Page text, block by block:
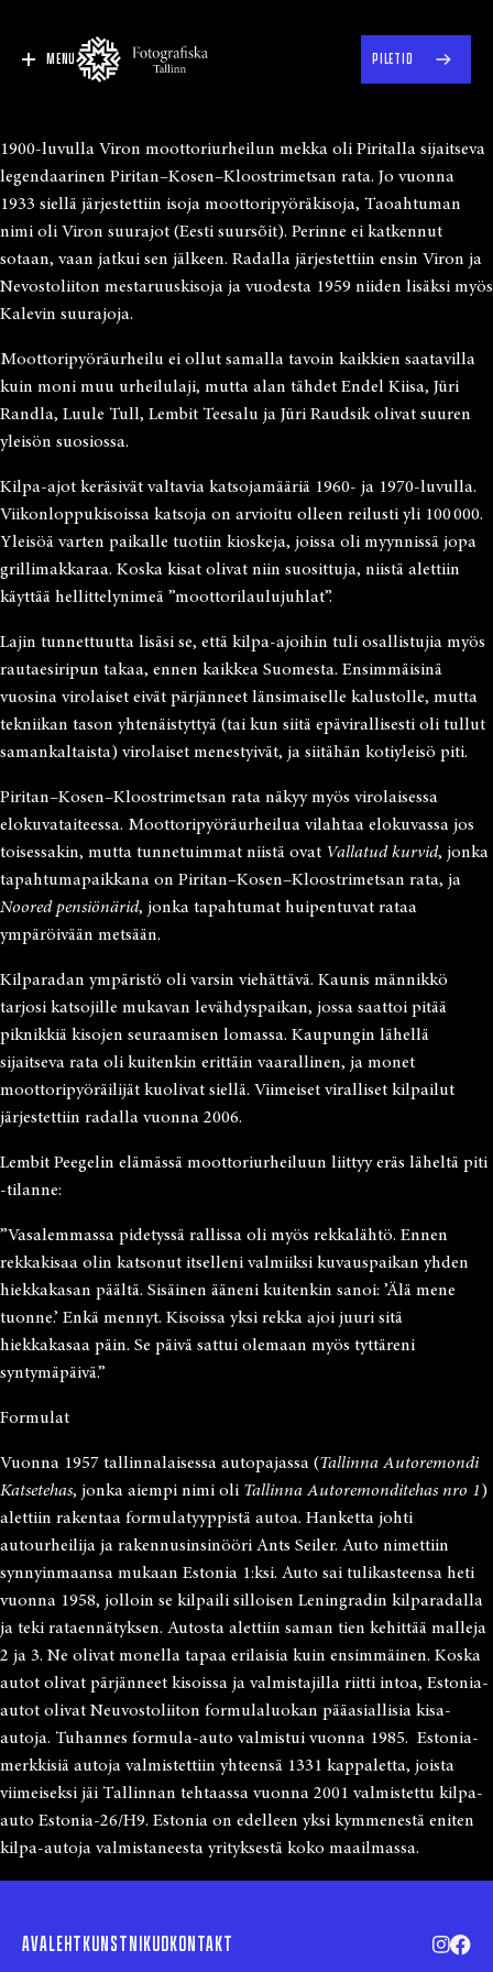
MENU PILETID
1900-luvulla Viron moottoriurheilun mekka oli Piritalla sijaitseva
legendaarinen Piritan–Kosen–Kloostrimetsan rata. Jo vuonna
1933 siellä järjestettiin isoja moottoripyöräkisoja, Taoahtuman
nimi oli Viron suurajot (Eesti suursõit). Perinne ei katkennut
sotaan, vaan jatkui sen jälkeen. Radalla järjestettiin ensin Viron ja
Nevostoliiton mestaruuskisoja ja vuodesta 1959 niiden lisäksi myös
Kalevin suurajoja.
Moottoripyöräurheilu ei ollut samalla tavoin kaikkien saatavilla
kuin moni muu urheilulaji, mutta alan tähdet Endel Kiisa, Jüri
Randla, Luule Tull, Lembit Teesalu ja Jüri Raudsik olivat suuren
yleisön suosiossa.
Kilpa-ajot keräsivät valtavia katsojamääriä 1960- ja 1970-luvulla.
Viikonloppukisoissa katsoja on arvioitu olleen reilusti yli 100 000.
Yleisöä varten paikalle tuotiin kioskeja, joissa oli myynnissä jopa
grillimakkaraa. Koska kisat olivat niin suosittuja, niistä alettiin
käyttää hellittelynimeä ”moottorilaulujuhlat”.
Lajin tunnettuutta lisäsi se, että kilpa-ajoihin tuli osallistujia myös
rautaesiripun takaa, ennen kaikkea Suomesta. Ensimmäisinä
vuosina virolaiset eivät pärjänneet länsimaiselle kalustolle, mutta
tekniikan tason yhtenäistyttyä (tai kun siitä epävirallisesti oli tullut
samankaltaista) virolaiset menestyivät, ja siitähän kotiyleisö piti.
Piritan–Kosen–Kloostrimetsan rata näkyy myös virolaisessa
elokuvataiteessa. Moottoripyöräurheilua vilahtaa elokuvassa jos
toisessakin, mutta tunnetuimmat niistä ovat Vallatud kurvid, jonka
tapahtumapaikkana on Piritan–Kosen–Kloostrimetsan rata, ja
Noored pensiönärid, jonka tapahtumat huipentuvat rataa
ympäröivään metsään.
Kilparadan ympäristö oli varsin viehättävä. Kaunis männikkö
tarjosi katsojille mukavan levähdyspaikan, jossa saattoi pitää
piknikkiä kisojen seuraamisen lomassa. Kaupungin lähellä
sijaitseva rata oli kuitenkin erittäin vaarallinen, ja monet
moottoripyöräilijät kuolivat siellä. Viimeiset viralliset kilpailut
järjestettiin radalla vuonna 2006.
Lembit Peegelin elämässä moottoriurheiluun liittyy eräs läheltä piti
-tilanne:
”Vasalemmassa pidetyssä rallissa oli myös rekkalähtö. Ennen
rekkakisaa olin katsonut itselleni valmiiksi kuvauspaikan yhden
hiekkakasan päältä. Sisäinen ääneni kuitenkin sanoi: ’Älä mene
tuonne.’ Enkä mennyt. Kisoissa yksi rekka ajoi juuri sitä
hiekkakasaa päin. Se päivä sattui olemaan myös tyttäreni
syntymäpäivä.”
Formulat
Vuonna 1957 tallinnalaisessa autopajassa (Tallinna Autoremondi
Katsetehas, jonka aiempi nimi oli Tallinna Autoremonditehas nro 1 )
alettiin rakentaa formulatyyppistä autoa. Hanketta johti
autourheilija ja rakennusinsinööri Ants Seiler. Auto nimettiin
synnyinmaansa mukaan Estonia 1:ksi. Auto sai tulikasteensa heti
vuonna 1958, jolloin se kilpaili silloisen Leningradin kilparadalla
ja teki rataennätyksen. Autosta alettiin saman tien kehittää malleja
2 ja 3. Ne olivat monella tapaa erilaisia kuin ensimmäinen. Koska
autot olivat pärjänneet kisoissa ja valmistajilla riitti intoa, Estonia-
autot olivat Neuvostoliiton formulaluokan pääasiallisia kisa-
autoja. Tuhannes formula-auto valmistui vuonna 1985. Estonia-
merkkisiä autoja valmistettiin yhteensä 1331 kappaletta, joista
viimeiseksi jäi Tallinnan tehtaassa vuonna 2001 valmistettu kilpa-
auto Estonia-26/H9. Estonia on edelleen yksi kymmenestä eniten
kilpa-autoja valmistaneesta yrityksestä koko maailmassa.
AVALEHTKUNSTNIKUDKONTAKT